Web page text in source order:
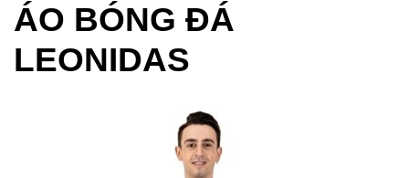
ÁO BÓNG ĐÁ
LEONIDAS